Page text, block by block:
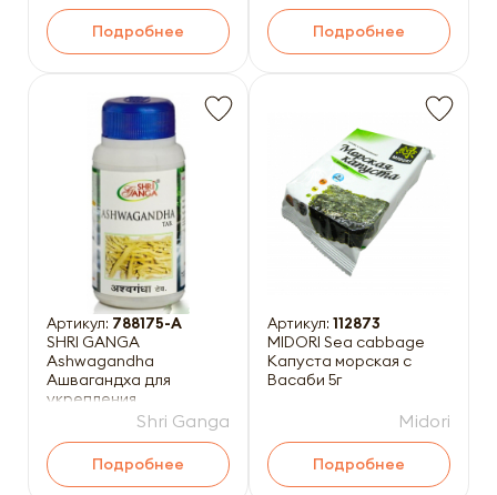
Подробнее Подробнее
Артикул: 788175-А
SHRI GANGA
Ashwagandha
Ашвагандха для
укрепления
центральной нервной
Shri Ganga
Подробнее
Артикул: 112873
MIDORI Sea cabbage
Капуста морская с
Васаби 5г
Midori
Подробнее